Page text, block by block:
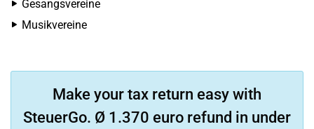
Gesangsvereine
Musikvereine
Make your tax return easy with
SteuerGo. Ø 1.370 euro refund in under